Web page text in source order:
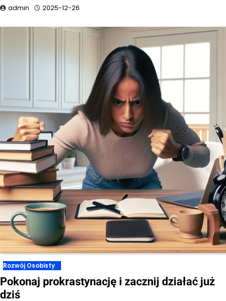
admin 2025-12-26
Rozwój Osobisty
Pokonaj prokrastynację i zacznij działać już
dziś